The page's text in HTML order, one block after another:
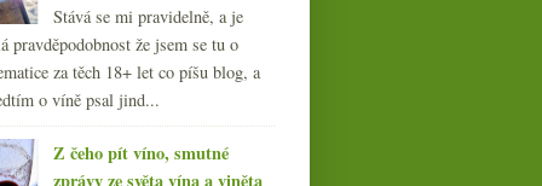
Stává se mi pravidelně, a je
pravděpodobnost že jsem se tu o
za těch 18+ let co píšu blog, a
o víně psal jind...
Z čeho pít víno, smutné